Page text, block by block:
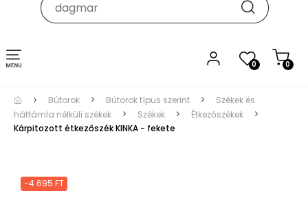
0 0
Toggle
navigation
Bútorok Bútorok típus szerint
Székek és
háttámla nélküli székek
Székek
Étkezőszékek
Kárpitozott étkezőszék KINKA - fekete
-4 695 FT